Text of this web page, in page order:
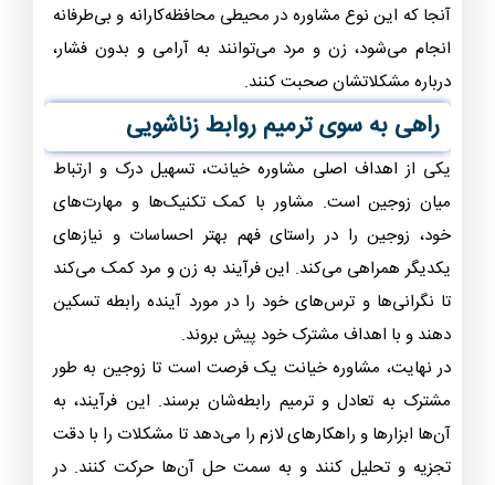
آنجا که این نوع مشاوره در محیطی محافظه‌کارانه و بی‌طرفانه
انجام می‌شود، زن و مرد می‌توانند به آرامی و بدون فشار،
درباره مشکلاتشان صحبت کنند.
راهی به سوی ترمیم روابط زناشویی
یکی از اهداف اصلی مشاوره خیانت، تسهیل درک و ارتباط
میان زوجین است. مشاور با کمک تکنیک‌ها و مهارت‌های
خود، زوجین را در راستای فهم بهتر احساسات و نیازهای
یکدیگر همراهی می‌کند. این فرآیند به زن و مرد کمک می‌کند
تا نگرانی‌ها و ترس‌های خود را در مورد آینده رابطه تسکین
دهند و با اهداف مشترک خود پیش بروند.
در نهایت، مشاوره خیانت یک فرصت است تا زوجین به طور
مشترک به تعادل و ترمیم رابطه‌شان برسند. این فرآیند، به
آن‌ها ابزارها و راهکارهای لازم را می‌دهد تا مشکلات را با دقت
تجزیه و تحلیل کنند و به سمت حل آن‌ها حرکت کنند. در